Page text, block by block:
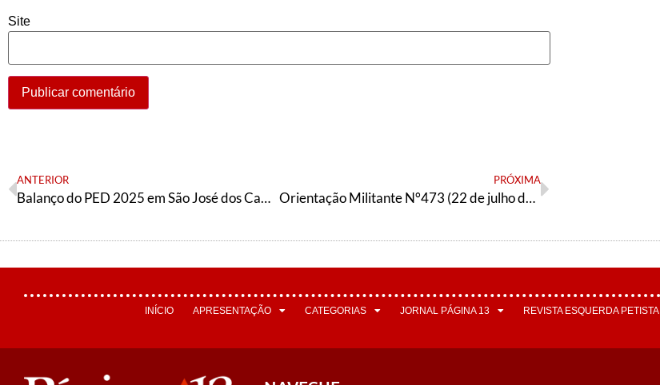
Site
ANTERIOR
Balanço do PED 2025 em São José dos Campos/SP e tarefas
PRÓXIMA
Orientação Militante N°473 (22 de julho de 2025)
INÍCIO APRESENTAÇÃO CATEGORIAS JORNAL PÁGINA 13 REVISTA ESQUERDA PETISTA